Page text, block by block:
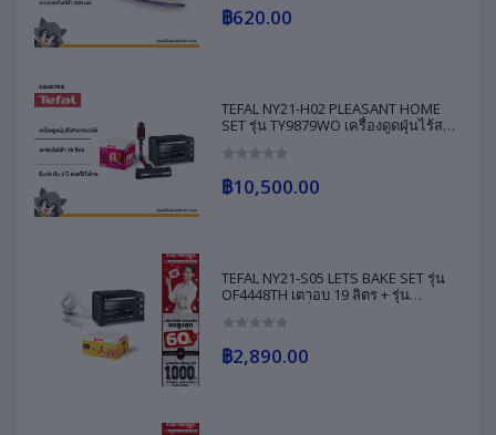
฿620.00
TEFAL NY21-H02 PLEASANT HOME
SET รุ่น TY9879WO เครื่องดูดฝุ่นไร้สาย
ประกัน 2 ปี ส่งฟรีทั่วไทย
฿10,500.00
TEFAL NY21-S05 LETS BAKE SET รุ่น
OF4448TH เตาอบ 19 ลิตร + รุ่น
450 วัตต์ รับประกัน 2 ปี ส่งฟรีทั่วไทย
฿2,890.00